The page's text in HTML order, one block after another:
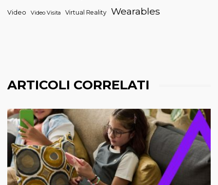
Video Video Visita Virtual Reality Wearables
ARTICOLI CORRELATI